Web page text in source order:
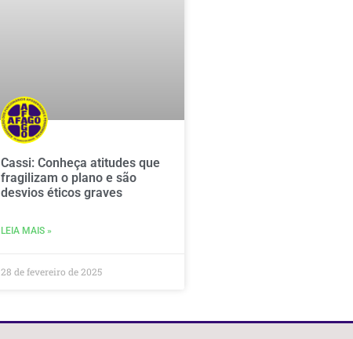
Cassi: Conheça atitudes que
fragilizam o plano e são
desvios éticos graves
LEIA MAIS »
28 de fevereiro de 2025